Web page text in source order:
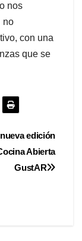
nos
no
con una
que se
edición
Abierta
GustAR